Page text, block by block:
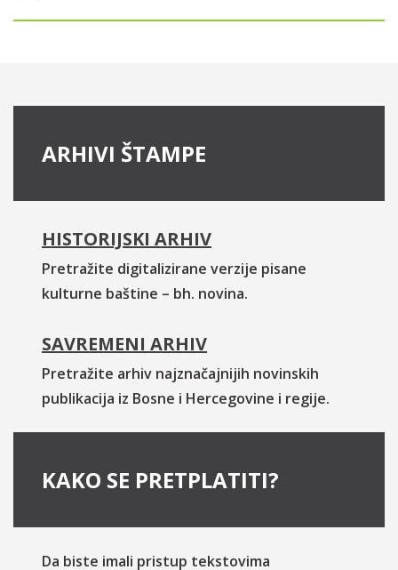
ARHIVI ŠTAMPE
HISTORIJSKI ARHIV
Pretražite digitalizirane verzije pisane
kulturne baštine – bh. novina.
SAVREMENI ARHIV
Pretražite arhiv najznačajnijih novinskih
publikacija iz Bosne i Hercegovine i regije.
KAKO SE PRETPLATITI?
Da biste imali pristup tekstovima